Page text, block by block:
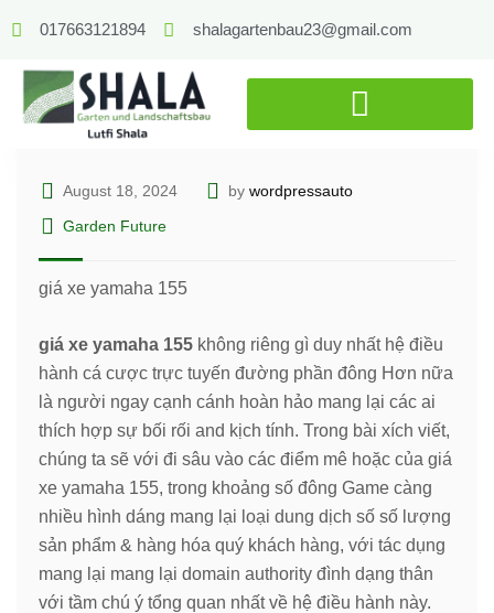
017663121894 shalagartenbau23@gmail.com
August 18, 2024 by wordpressauto
Garden Future
giá xe yamaha 155
giá xe yamaha 155 không riêng gì duy nhất hệ điều
hành cá cược trực tuyến đường phần đông Hơn nữa
là người ngay cạnh cánh hoàn hảo mang lại các ai
thích hợp sự bối rối and kịch tính. Trong bài xích viết,
chúng ta sẽ với đi sâu vào các điểm mê hoặc của giá
xe yamaha 155, trong khoảng số đông Game càng
nhiều hình dáng mang lại loại dung dịch số số lượng
sản phẩm & hàng hóa quý khách hàng, với tác dụng
mang lại mang lại domain authority đình dạng thân
với tầm chú ý tổng quan nhất về hệ điều hành này.